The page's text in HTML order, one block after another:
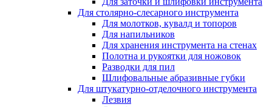
Для столярно-слесарного инструмента
Для молотков, кувалд и топоров
Для напильников
Для хранения инструмента на стенах
Полотна и рукоятки для ножовок
Разводки для пил
Шлифовальные абразивные губки
Для штукатурно-отделочного инструмента
Лезвия